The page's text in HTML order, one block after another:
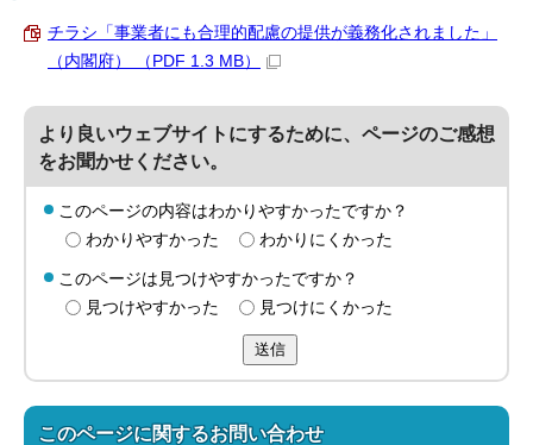
チラシ「事業者にも合理的配慮の提供が義務化されました」
（内閣府） （PDF 1.3 MB）
より良いウェブサイトにするために、ページのご感想
をお聞かせください。
このページの内容はわかりやすかったですか？
わかりやすかった
わかりにくかった
このページは見つけやすかったですか？
見つけやすかった
見つけにくかった
送信
このページに関するお問い合わせ